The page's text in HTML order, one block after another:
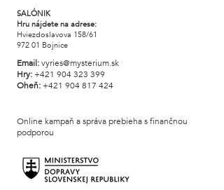
SALÓNIK
Hru nájdete na adrese:
Hviezdoslavova 158/61
972 01 Bojnice
Email:vyries@mysterium.sk
Hry: +421 904 323 399
Oheň: +421 904 817 424
Online kampaň a správa prebieha s finančnou
podporou